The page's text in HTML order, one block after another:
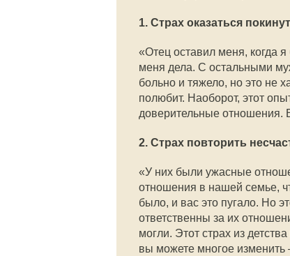
1. Страх оказаться
«Отец оставил меня, когда
меня дела. С остальными
больно и тяжело, но это не
полюбит. Наоборот, этот
доверительные отношения.
2. Страх повторить
«У них были ужасные
отношения в нашей семье,
было, и вас это пугало. Но
ответственны за их
могли. Этот страх из
вы можете многое